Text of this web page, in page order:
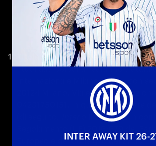
I tuoi dati personali saranno trattati
Internazionale Milano S.p.A., con
20124 Milano, Viale della
04231750151, in qualità di titolare
Titolare), in
Europeo e del Consiglio del 27 aprile
INTER AWAY KIT 26-